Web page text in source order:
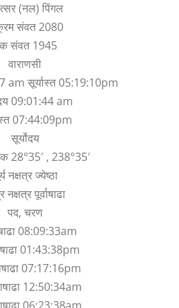
(नल) पिंगल
संवत 2080
संवत 1945
वाराणसी
am सूर्यास्त 05:19:10pm
09:01:44 am
07:44:09pm
सूर्योदय
28°35′ , 238°35′
नक्षत्र ज्येष्ठा
नक्षत्र पूर्वाषाढा
पद, चरण
08:09:33am
01:43:38pm
07:17:16pm
12:50:34am